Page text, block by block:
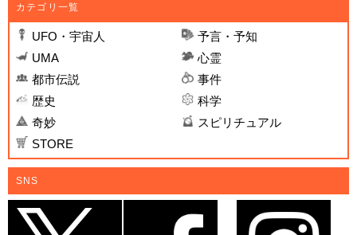
カテゴリ一覧
UFO・宇宙人
予言・予知
UMA
心霊
都市伝説
事件
歴史
科学
奇妙
スピリチュアル
STORE
SNS